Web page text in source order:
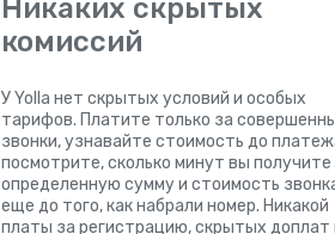
Никаких скрытых
комиссий
У Yolla нет скрытых условий и особых
тарифов. Платите только за
звонки, узнавайте стоимость до
посмотрите, сколько минут вы получите
определенную сумму и стоимость
еще до того, как набрали номер. Никакой
платы за регистрацию, скрытых доплат